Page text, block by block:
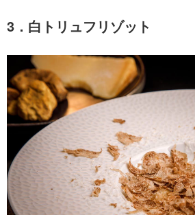
3．白トリュフリゾット